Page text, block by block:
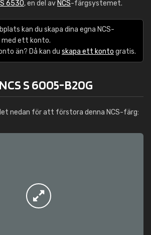
6530, en del av NCS-färgsystemet.
kan du skapa dina egna NCS-
med ett konto.
än? Då kan du skapa ett konto gratis.
S 6005-B20G
nedan för att förstora denna NCS-färg: